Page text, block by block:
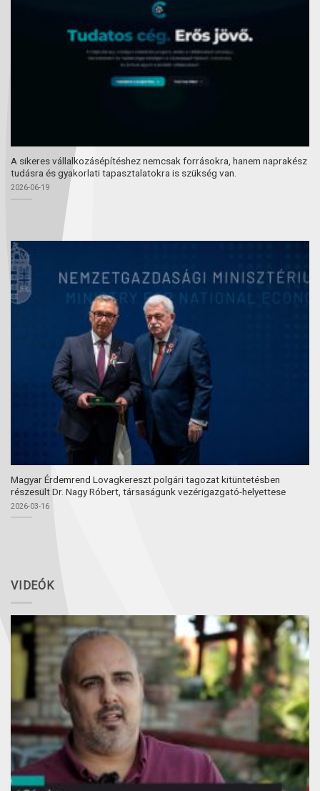
A sikeres vállalkozásépítéshez nemcsak forrásokra, hanem naprakész
tudásra és gyakorlati tapasztalatokra is szükség van.
2026-06-19
Magyar Érdemrend Lovagkereszt polgári tagozat kitüntetésben
részesült Dr. Nagy Róbert, társaságunk vezérigazgató-helyettese
2026-03-16
VIDEÓK